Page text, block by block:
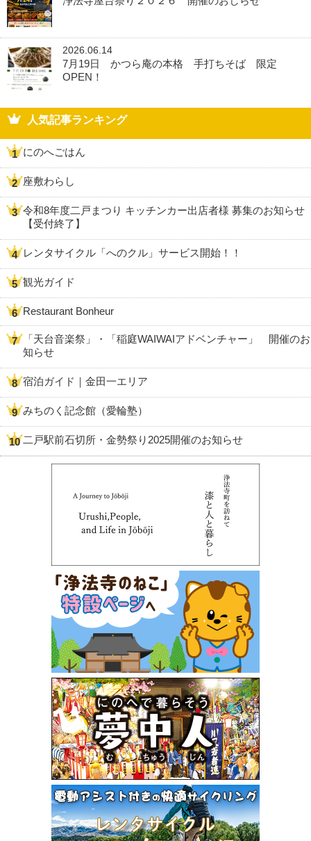
2026.06.14
7月19日 かつら庵の本格 手打ちそば 限定
OPEN！
人気記事ランキング
にのへごはん
座敷わらし
令和8年度二戸まつり キッチンカー出店者様 募集のお知らせ
【受付終了】
レンタサイクル「へのクル」サービス開始！！
観光ガイド
Restaurant Bonheur
「天台音楽祭」・「稲庭WAIWAIアドベンチャー」 開催のお
知らせ
宿泊ガイド｜金田一エリア
みちのく記念館（愛輪塾）
二戸駅前石切所・金勢祭り2025開催のお知らせ